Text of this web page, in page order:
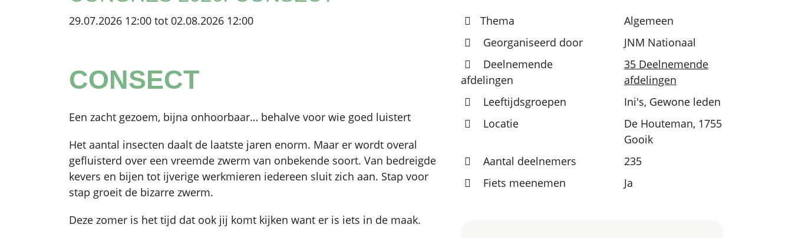
29.07.2026 12:00 tot 02.08.2026 12:00
CONSECT
Een zacht gezoem, bijna onhoorbaar… behalve voor wie goed luistert
Het aantal insecten daalt de laatste jaren enorm. Maar er wordt overal
gefluisterd over een vreemde zwerm van onbekende soort. Van bedreigde
kevers en bijen tot ijverige werkmieren iedereen sluit zich aan. Stap voor
stap groeit de bizarre zwerm.
Deze zomer is het tijd dat ook jij komt kijken want er is iets in de maak.
Thema
Algemeen
Georganiseerd door
JNM Nationaal
Deelnemende
afdelingen
35 Deelnemende
afdelingen
Leeftijdsgroepen
Ini's, Gewone leden
Locatie
De Houteman, 1755
Gooik
Aantal deelnemers
235
Fiets meenemen
Ja